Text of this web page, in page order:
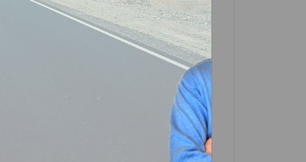
In denWarenkorb